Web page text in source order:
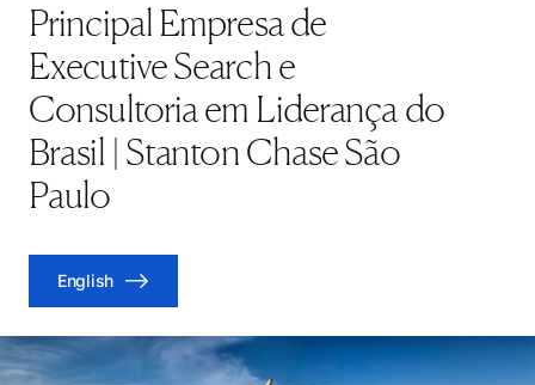
Principal Empresa de
Executive Search e
Consultoria em Liderança do
Brasil | Stanton Chase São
Paulo
English